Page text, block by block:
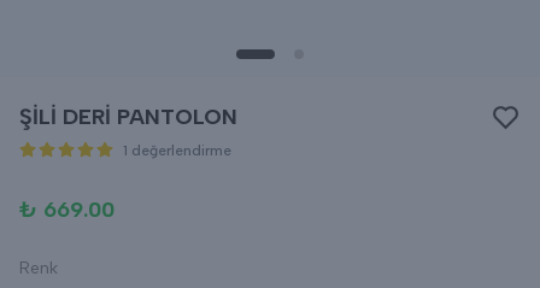
ŞİLİ DERİ PANTOLON
1 değerlendirme
₺ 669.00
Renk